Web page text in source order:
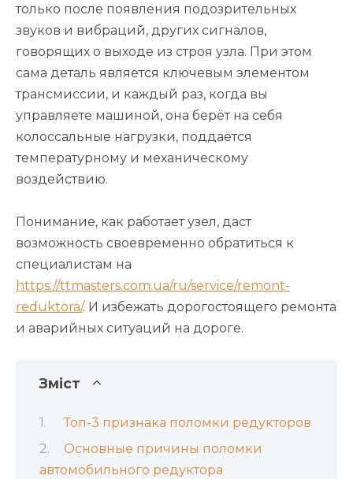
только после появления подозрительных
звуков и вибраций, других сигналов,
говорящих о выходе из строя узла. При этом
сама деталь является ключевым элементом
трансмиссии, и каждый раз, когда вы
управляете машиной, она берёт на себя
колоссальные нагрузки, поддаётся
температурному и механическому
воздействию.
Понимание, как работает узел, даст
возможность своевременно обратиться к
специалистам на
https://ttmasters.com.ua/ru/service/remont-
reduktora/. И избежать дорогостоящего ремонта
и аварийных ситуаций на дороге.
Зміст
Топ-3 признака поломки редукторов
Основные причины поломки
автомобильного редуктора